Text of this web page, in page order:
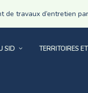
de travaux d’entretien par
SID TERRITOIRES